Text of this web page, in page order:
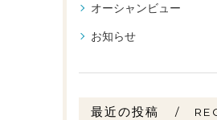
オーシャンビュー
お知らせ
最近の投稿